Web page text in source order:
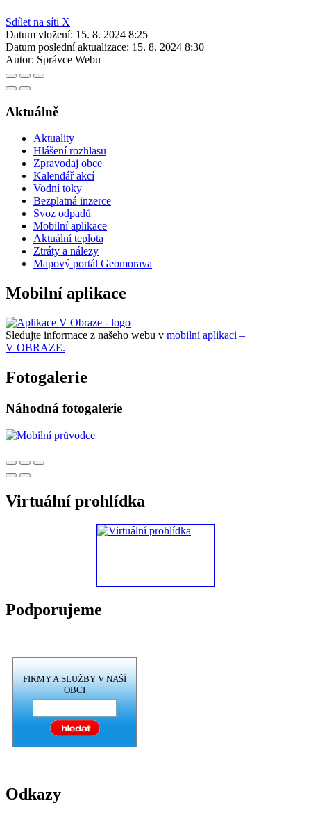
Sdílet na síti X
Datum vložení: 15. 8. 2024 8:25
Datum poslední aktualizace: 15. 8. 2024 8:30
Autor: Správce Webu
Aktuálně
Aktuality
Hlášení rozhlasu
Zpravodaj obce
Kalendář akcí
Vodní toky
Bezplatná inzerce
Svoz odpadů
Mobilní aplikace
Aktuální teplota
Ztráty a nálezy
Mapový portál Geomorava
Mobilní aplikace
Sledujte informace z našeho webu v mobilní aplikaci –
V OBRAZE.
Fotogalerie
Náhodná fotogalerie
Virtuální prohlídka
Podporujeme
FIRMY A SLUŽBY V NAŠÍ
OBCI
Odkazy